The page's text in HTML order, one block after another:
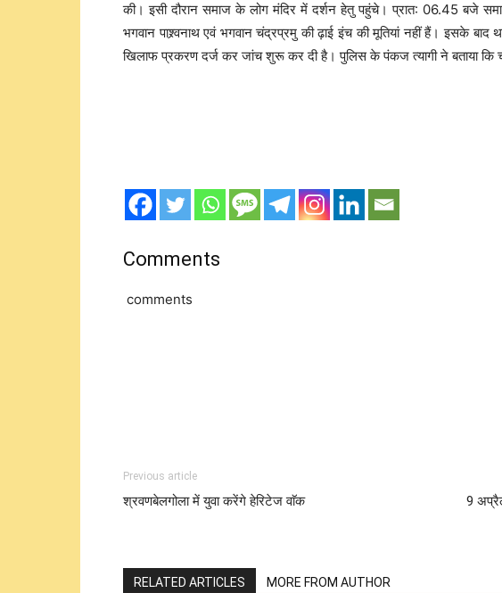
की। इसी दौरान समाज के लोग मंदिर में दर्शन हेतु पहुंचे। प्रात: 06.45 बजे
भगवान पाश्र्वनाथ एवं भगवान चंद्रप्रमु की ढ़ाई इंच की मूतियां नहीं हैं। इसके बाद
खिलाफ प्रकरण दर्ज कर जांच शुरू कर दी है। पुलिस के पंकज त्यागी ने बताया कि
Comments
comments
Previous article
श्रवणबेलगोला में युवा करेंगे हेरिटेज वाॅक
9
RELATED ARTICLES MORE FROM AUTHOR